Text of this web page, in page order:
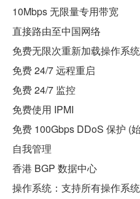
10Mbps 无限量专用带宽
直接路由至中国网络
免费无限次重新加载操作系统
免费 24/7 远程重启
免费 24/7 监控
免费使用 IPMI
免费 100Gbps DDoS 保护 (
自我管理
香港 BGP 数据中心
操作系统：支持所有操作系